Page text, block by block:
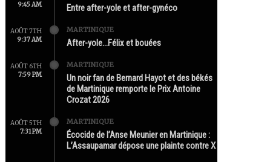
9:45 AM
Entre after-yole et after-gynéco
AOÛT 7TH
9:37 AM
MARTINIQUE
After-yole…Félix et bouées
AOÛT 6TH
7:59 PM
MARTINIQUE
Un noir fan de Bernard Hayot et des békés
de Martinique remporte le Prix Antoine
Crozat 2026
AOÛT 5TH
7:31 PM
MARTINIQUE
Écocide de l’Anse Meunier en Martinique :
L’Assaupamar dépose une plainte contre X